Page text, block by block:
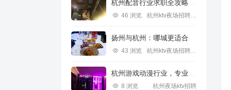
46 浏览 杭州ktv夜场招聘信息
43 浏览 杭州ktv夜场招聘信息
8 浏览 杭州夜场ktv招聘